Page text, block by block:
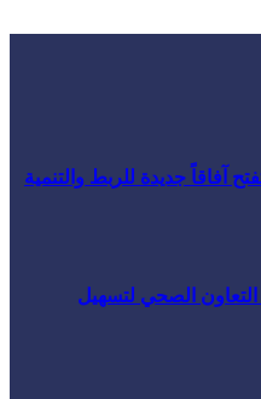
آفاقاً جديدة للربط والتنمية
الصحي لتسهيل